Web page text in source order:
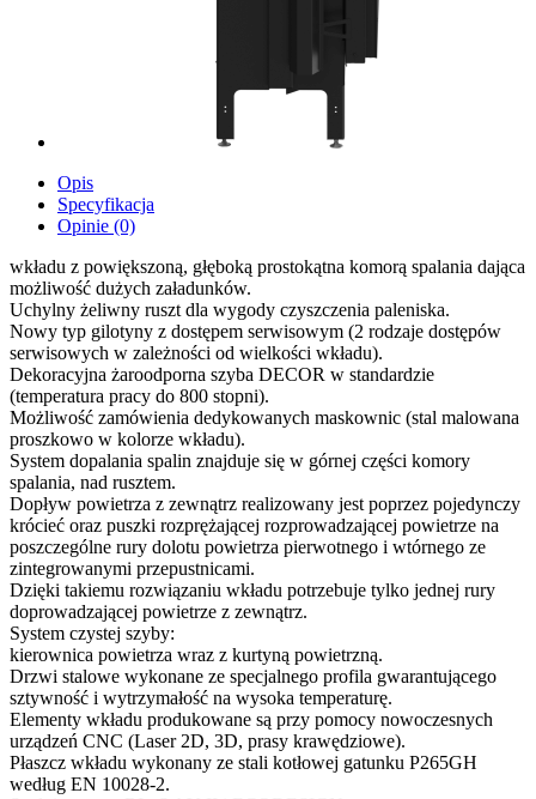
Opis
Specyfikacja
Opinie (0)
wkładu z powiększoną, głęboką prostokątna komorą spalania dająca
możliwość dużych załadunków.
Uchylny żeliwny ruszt dla wygody czyszczenia paleniska.
Nowy typ gilotyny z dostępem serwisowym (2 rodzaje dostępów
serwisowych w zależności od wielkości wkładu).
Dekoracyjna żaroodporna szyba DECOR w standardzie
(temperatura pracy do 800 stopni).
Możliwość zamówienia dedykowanych maskownic (stal malowana
proszkowo w kolorze wkładu).
System dopalania spalin znajduje się w górnej części komory
spalania, nad rusztem.
Dopływ powietrza z zewnątrz realizowany jest poprzez pojedynczy
krócieć oraz puszki rozprężającej rozprowadzającej powietrze na
poszczególne rury dolotu powietrza pierwotnego i wtórnego ze
zintegrowanymi przepustnicami.
Dzięki takiemu rozwiązaniu wkładu potrzebuje tylko jednej rury
doprowadzającej powietrze z zewnątrz.
System czystej szyby:
kierownica powietrza wraz z kurtyną powietrzną.
Drzwi stalowe wykonane ze specjalnego profila gwarantującego
sztywność i wytrzymałość na wysoka temperaturę.
Elementy wkładu produkowane są przy pomocy nowoczesnych
urządzeń CNC (Laser 2D, 3D, prasy krawędziowe).
Płaszcz wkładu wykonany ze stali kotłowej gatunku P265GH
według EN 10028-2.